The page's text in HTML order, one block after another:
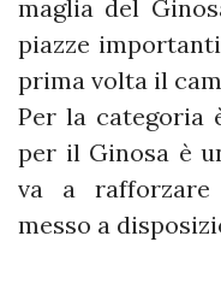
maglia del
piazze
prima volta il
Per la categoria
per il Ginosa è
va a rafforzare
messo a